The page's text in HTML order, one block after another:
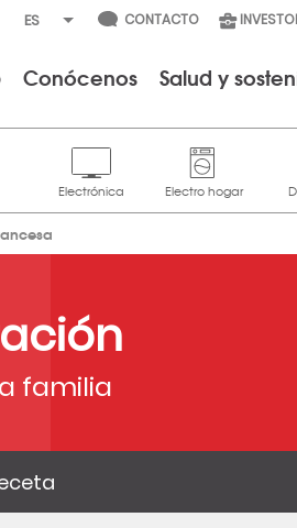
CONTACTO
Conócenos Salud y
familia